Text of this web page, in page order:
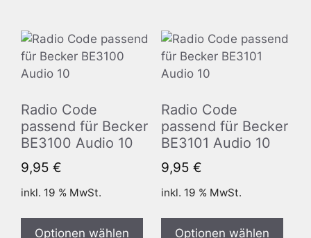
Radio Code
passend für Becker
BE3100 Audio 10
9,95 €
inkl. 19 % MwSt.
Optionen wählen
Radio Code
passend für Becker
BE3101 Audio 10
9,95 €
inkl. 19 % MwSt.
Optionen wählen